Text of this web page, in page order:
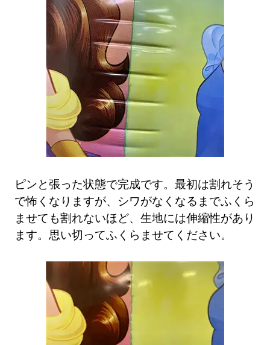
ピンと張った状態で完成です。最初は割れそう
で怖くなりますが、シワがなくなるまでふくら
ませても割れないほど、生地には伸縮性があり
ます。思い切ってふくらませてください。